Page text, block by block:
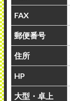
FAX
郵便番号
住所
HP
大型・卓上